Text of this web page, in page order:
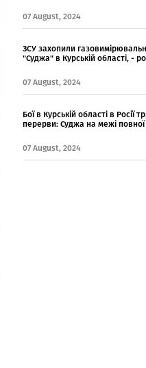
07 August, 2024
ЗСУ захопили
"Суджа" в Курській області, -
07 August, 2024
Бої в Курській області в Росії
перерви: Суджа на межі повної
07 August, 2024